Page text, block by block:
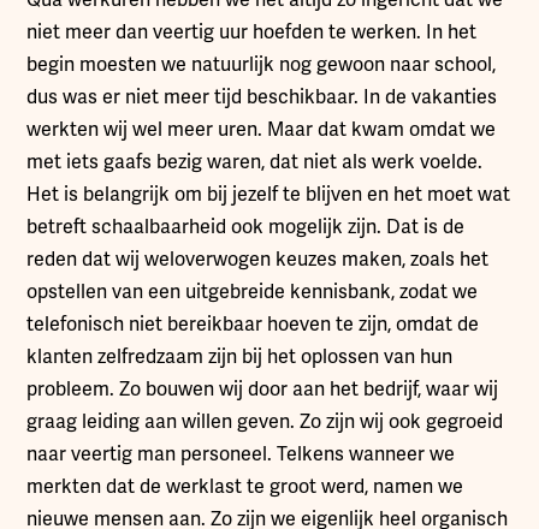
niet meer dan veertig uur hoefden te werken. In het
begin moesten we natuurlijk nog gewoon naar school,
dus was er niet meer tijd beschikbaar. In de vakanties
werkten wij wel meer uren. Maar dat kwam omdat we
met iets gaafs bezig waren, dat niet als werk voelde.
Het is belangrijk om bij jezelf te blijven en het moet wat
betreft schaalbaarheid ook mogelijk zijn. Dat is de
reden dat wij weloverwogen keuzes maken, zoals het
opstellen van een uitgebreide kennisbank, zodat we
telefonisch niet bereikbaar hoeven te zijn, omdat de
klanten zelfredzaam zijn bij het oplossen van hun
probleem. Zo bouwen wij door aan het bedrijf, waar wij
graag leiding aan willen geven. Zo zijn wij ook gegroeid
naar veertig man personeel. Telkens wanneer we
merkten dat de werklast te groot werd, namen we
nieuwe mensen aan. Zo zijn we eigenlijk heel organisch